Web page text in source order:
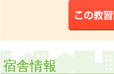
宿舎情報